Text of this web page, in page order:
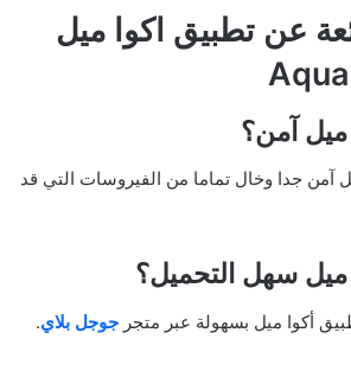
عن تطبيق اكوا ميل
آمن؟
آمن جدا وخال تماما من الفيروسات التي قد
سهل التحميل؟
أكوا ميل بسهولة عبر متجر جوجل بلاي.